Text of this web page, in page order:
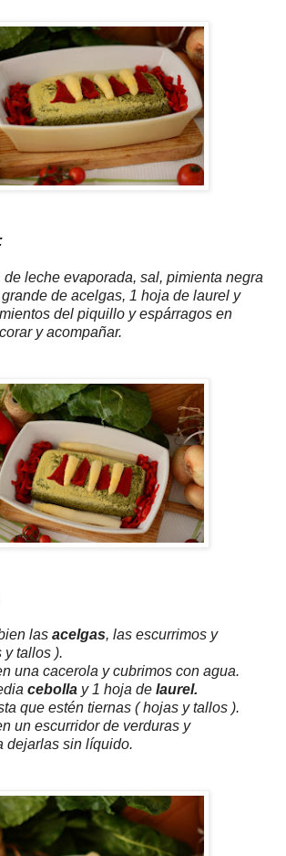
de leche evaporada, sal, pimienta negra
de acelgas, 1 hoja de laurel y
del piquillo y espárragos en
y acompañar.
las acelgas, las escurrimos y
y tallos ).
una cacerola y cubrimos con agua.
cebolla y 1 hoja de laurel.
que estén tiernas ( hojas y tallos ).
un escurridor de verduras y
dejarlas sin líquido.